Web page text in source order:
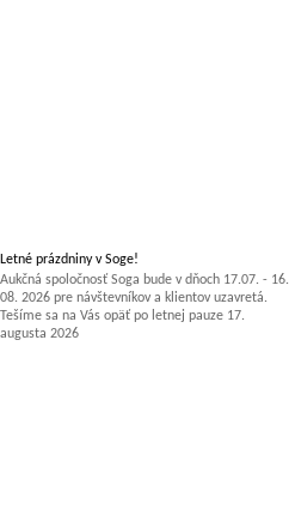
Letné prázdniny v Soge!
Aukčná spoločnosť Soga bude v dňoch 17.07. - 16.
08. 2026 pre návštevníkov a klientov uzavretá.
Tešíme sa na Vás opäť po letnej pauze 17.
augusta 2026